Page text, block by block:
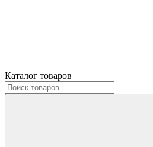
Каталог товаров